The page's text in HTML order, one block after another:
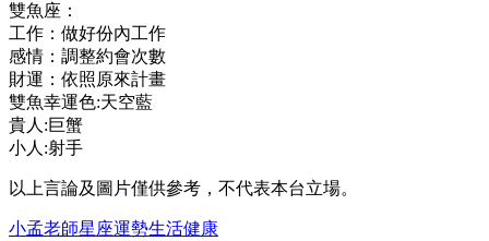
雙魚座：
工作：做好份內工作
感情：調整約會次數
財運：依照原來計畫
雙魚幸運色:天空藍
貴人:巨蟹
小人:射手
以上言論及圖片僅供參考，不代表本台立場。
小孟老師星座運勢生活健康